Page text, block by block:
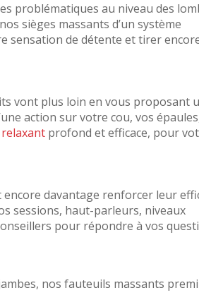
problématiques au niveau des
sièges massants d’un système
sensation de détente et tirer
vont plus loin en vous proposant
action sur votre cou, vos
profond et efficace, pour
davantage renforcer leur
sessions, haut-parleurs, niveaux
pour répondre à vos
nos fauteuils massants